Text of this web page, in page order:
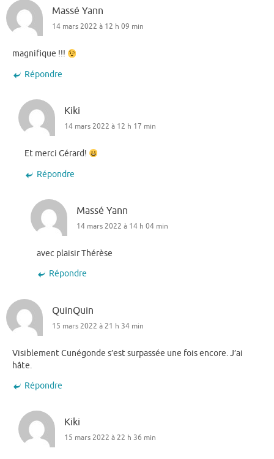
Massé Yann
14 mars 2022 à 12 h 09 min
magnifique !!!
Répondre
Kiki
14 mars 2022 à 12 h 17 min
Et merci Gérard!
Répondre
Massé Yann
14 mars 2022 à 14 h 04 min
avec plaisir Thérèse
Répondre
QuinQuin
15 mars 2022 à 21 h 34 min
Visiblement Cunégonde s’est surpassée une fois encore. J’ai
hâte.
Répondre
Kiki
15 mars 2022 à 22 h 36 min